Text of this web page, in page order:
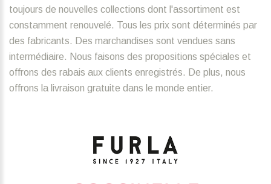
toujours de nouvelles collections dont l'assortiment est
constamment renouvelé. Tous les prix sont déterminés par
des fabricants. Des marchandises sont vendues sans
intermédiaire. Nous faisons des propositions spéciales et
offrons des rabais aux clients enregistrés. De plus, nous
offrons la livraison gratuite dans le monde entier.